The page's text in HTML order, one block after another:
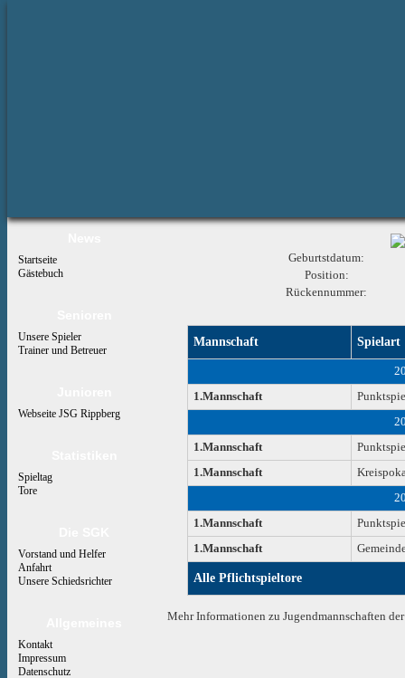
Startseite
Gästebuch
Unsere Spieler
Trainer und Betreuer
Webseite JSG Rippberg
Spieltag
Tore
Vorstand und Helfer
Anfahrt
Unsere Schiedsrichter
Kontakt
Impressum
Datenschutz
Geburtstdatum:
Position:
Rückennummer:
Mannschaft Spielart
1.Mannschaft
1.Mannschaft
1.Mannschaft
1.Mannschaft
1.Mannschaft
Alle Pflichtspieltore
Mehr Informationen zu Jugendmannschaften